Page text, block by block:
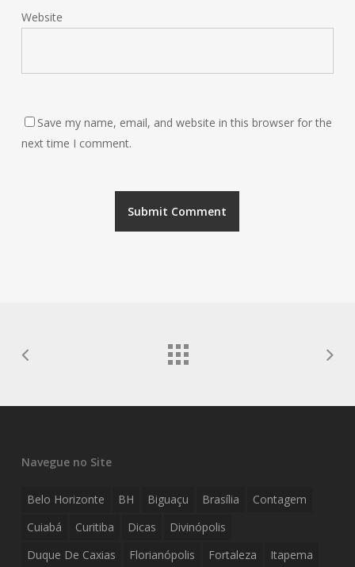
Website
Save my name, email, and website in this browser for the
next time I comment.
Navegue no Site
Belo Horizonte BH Biguaçu Brasília
Contagem
Cuiabá
Curitiba Dicas
Divinópolis
Duque De Caxias
Florianópolis Fortaleza
Itapema